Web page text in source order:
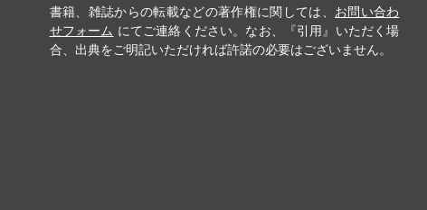
書籍、雑誌からの転載などの著作権に関しては、 お問い合わ
せフォーム にてご連絡ください。なお、『引用』いただく場
合、出典をご明記いただければ許諾の必要はございません。